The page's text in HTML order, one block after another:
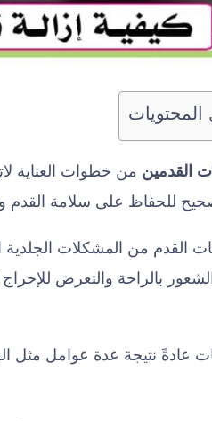
القدمين من خطوات العناية
للحفاظ على سلامة القدم
من المشكلات الجلدية
بالراحة والتعرض للإحراج
عادةً نتيجة عدة عوامل مثل